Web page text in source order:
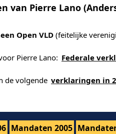
van Pierre Lano
Open VLD (feitelijke
Pierre Lano: Federale
de volgende verklaringen in
Mandaten 2005